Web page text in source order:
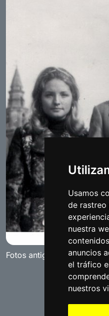
Usamos
de rastreo
nuestra
anuncios
el tráfico
nuestros
Fotos antiguas de Benamejí